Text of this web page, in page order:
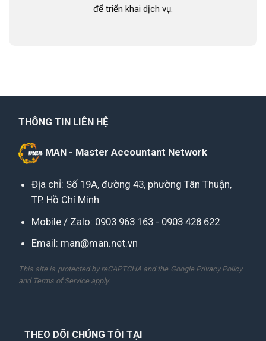
để triển khai dịch vụ.
THÔNG TIN LIÊN HỆ
MAN - Master Accountant Network
Địa chỉ: Số 19A, đường 43, phường Tân Thuận,
TP. Hồ Chí Minh
Mobile / Zalo: 0903 963 163- 0903 428 622
Email: man@man.net.vn
This site is protected by reCAPTCHA and the Google Privacy Policy
and Terms of Serviceapply.
THEO DÕI CHÚNG TÔI TẠI